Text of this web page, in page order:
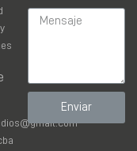
Enviar